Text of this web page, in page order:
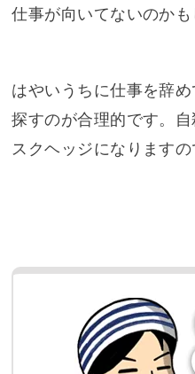
仕事が向いてないのかも
はやいうちに仕事を辞
探すのが合理的です。
スクヘッジになりますの